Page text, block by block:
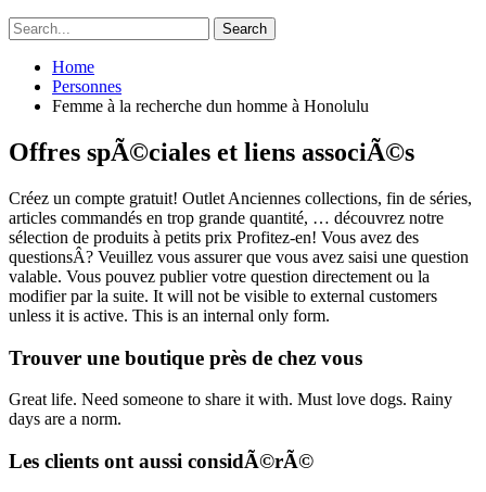
Home
Personnes
Femme à la recherche dun homme à Honolulu
Offres spÃ©ciales et liens associÃ©s
Créez un compte gratuit! Outlet Anciennes collections, fin de séries,
articles commandés en trop grande quantité, … découvrez notre
sélection de produits à petits prix Profitez-en! Vous avez des
questionsÂ? Veuillez vous assurer que vous avez saisi une question
valable. Vous pouvez publier votre question directement ou la
modifier par la suite. It will not be visible to external customers
unless it is active. This is an internal only form.
Trouver une boutique près de chez vous
Great life. Need someone to share it with. Must love dogs. Rainy
days are a norm.
Les clients ont aussi considÃ©rÃ©